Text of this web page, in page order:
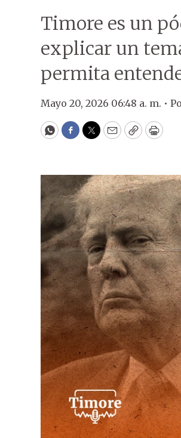
Timore es un
explicar un
permita
Mayo 20, 2026 06:48 a. m. •
WhatsApp
Facebook
Twitter
EmailCopyPrint